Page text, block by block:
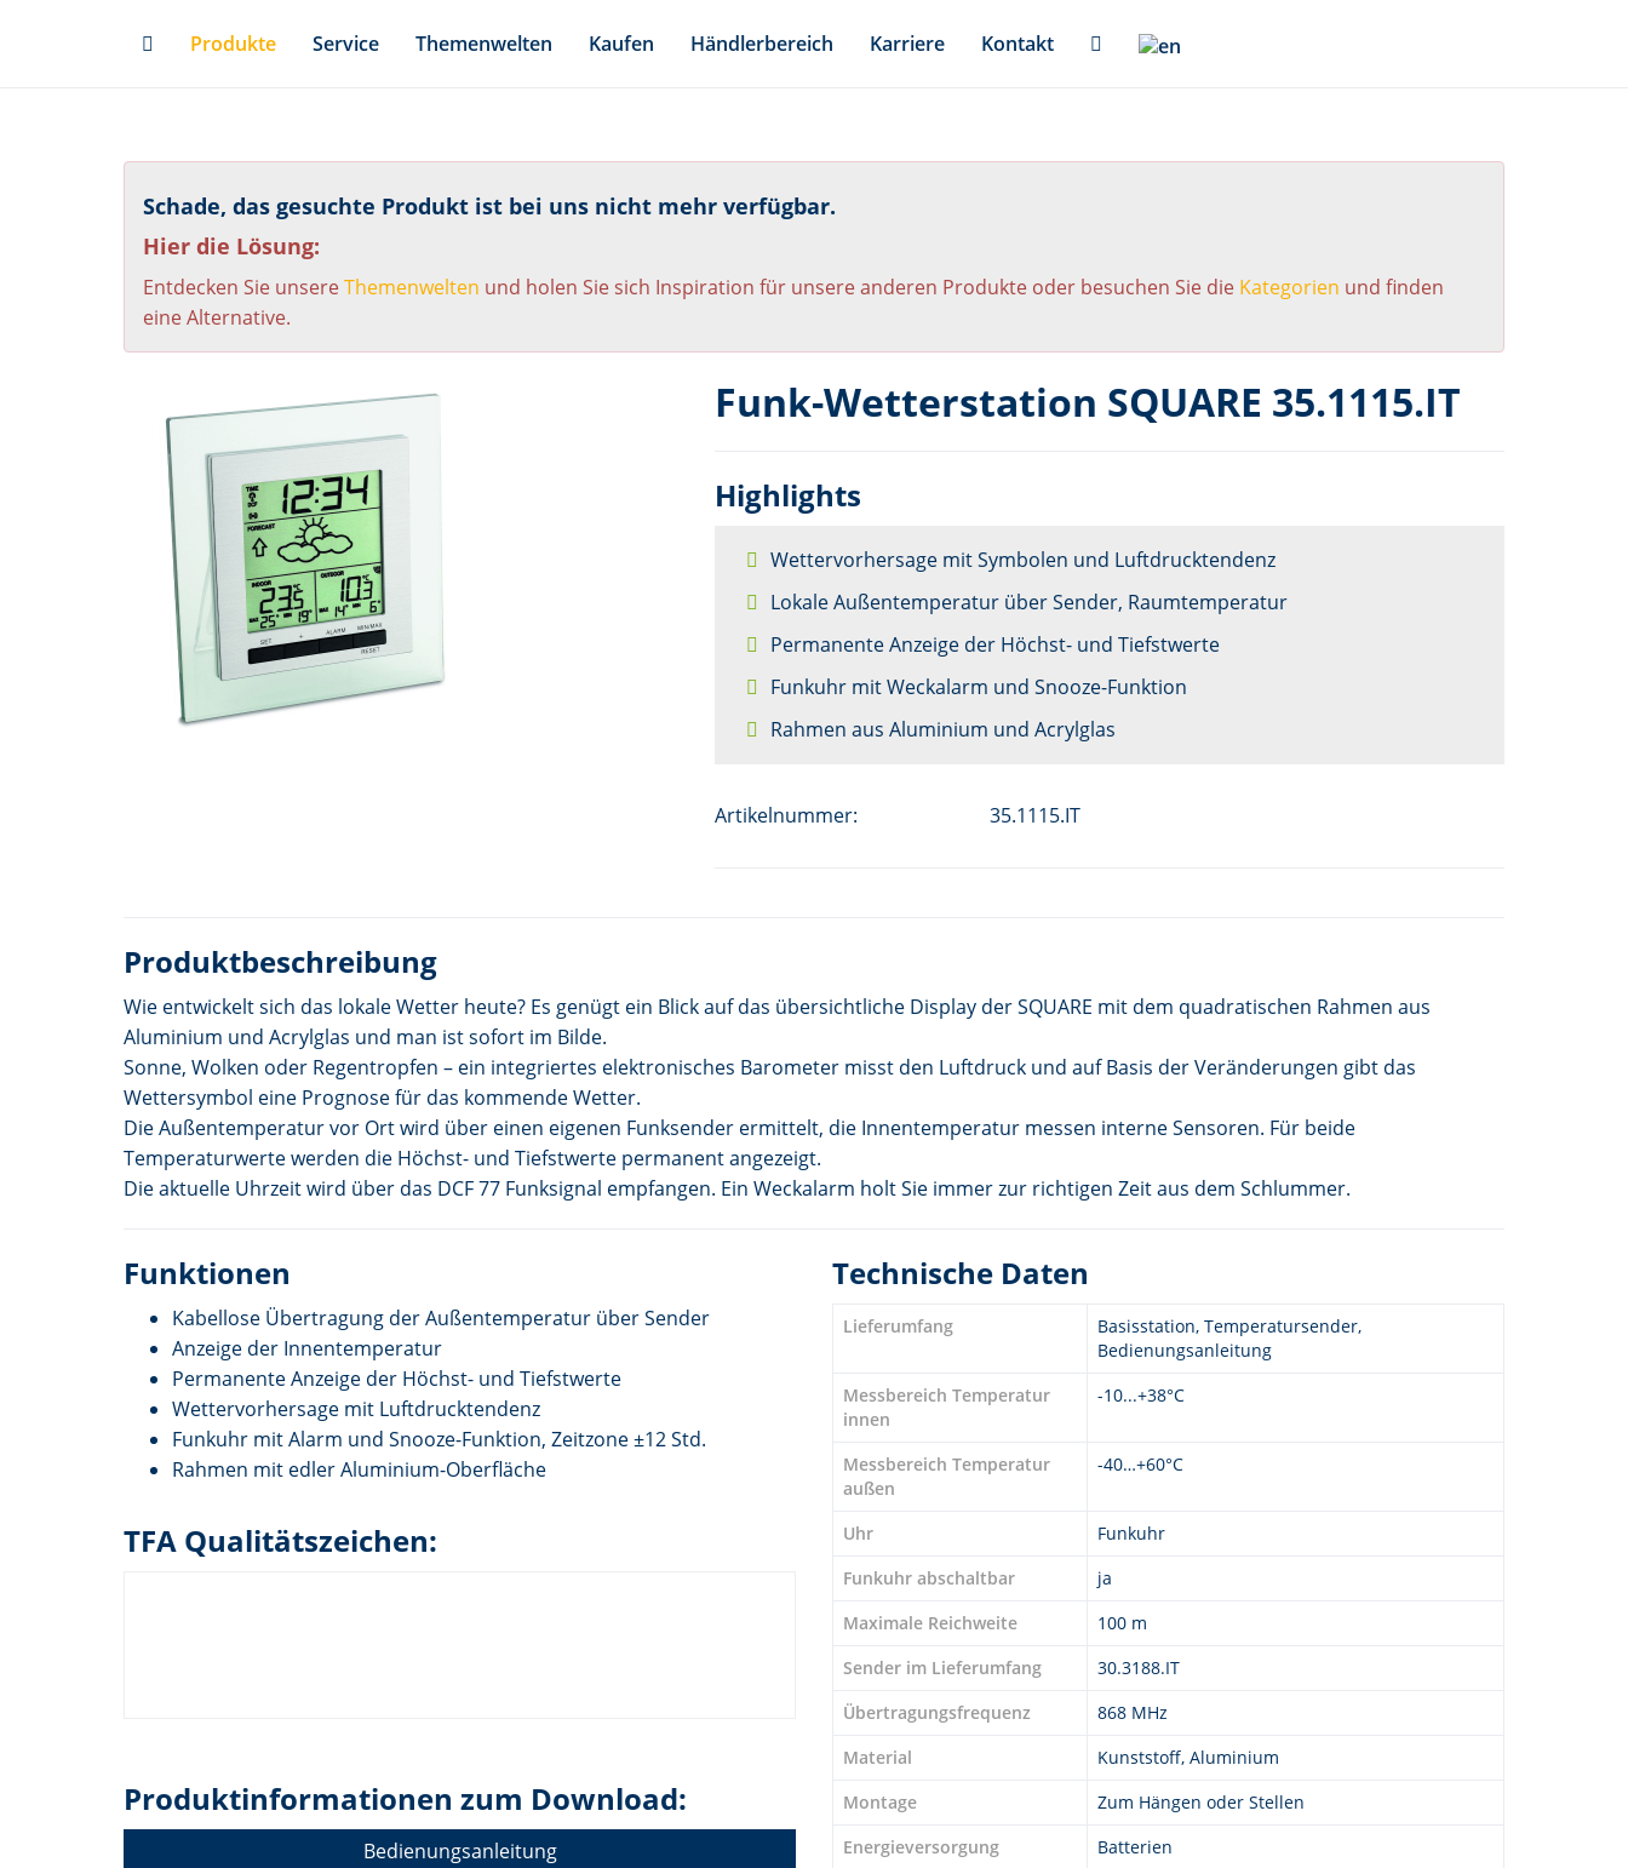
Produkte Service Themenwelten Kaufen Händlerbereich Karriere Kontakt
Schade, das gesuchte Produkt ist bei uns nicht mehr verfügbar.
Hier die Lösung:
Entdecken Sie unsereThemenwelten und holen Sie sich Inspiration für unsere anderen Produkte oder besuchen Sie die Kategorien und finden
eine Alternative.
Funk-Wetterstation SQUARE 35.1115.IT
Highlights
Wettervorhersage mit Symbolen und Luftdrucktendenz
Lokale Außentemperatur über Sender, Raumtemperatur
Permanente Anzeige der Höchst- und Tiefstwerte
Funkuhr mit Weckalarm und Snooze-Funktion
Rahmen aus Aluminium und Acrylglas
Artikelnummer: 35.1115.IT
Produktbeschreibung
Wie entwickelt sich das lokale Wetter heute? Es genügt ein Blick auf das übersichtliche Display der SQUARE mit dem quadratischen Rahmen aus
Aluminium und Acrylglas und man ist sofort im Bilde.
Sonne, Wolken oder Regentropfen – ein integriertes elektronisches Barometer misst den Luftdruck und auf Basis der Veränderungen gibt das
Wettersymbol eine Prognose für das kommende Wetter.
Die Außentemperatur vor Ort wird über einen eigenen Funksender ermittelt, die Innentemperatur messen interne Sensoren. Für beide
Temperaturwerte werden die Höchst- und Tiefstwerte permanent angezeigt.
Die aktuelle Uhrzeit wird über das DCF 77 Funksignal empfangen. Ein Weckalarm holt Sie immer zur richtigen Zeit aus dem Schlummer.
Funktionen
Kabellose Übertragung der Außentemperatur über Sender
Anzeige der Innentemperatur
Permanente Anzeige der Höchst- und Tiefstwerte
Wettervorhersage mit Luftdrucktendenz
Funkuhr mit Alarm und Snooze-Funktion, Zeitzone ±12 Std.
Rahmen mit edler Aluminium-Oberfläche
TFA Qualitätszeichen:
Produktinformationen zum Download:
Bedienungsanleitung
Technische Daten
Lieferumfang
Basisstation, Temperatursender,
Bedienungsanleitung
Messbereich Temperatur
innen
-10...+38°C
Messbereich Temperatur
außen
-40…+60°C
Uhr
Funkuhr
Funkuhr abschaltbar
ja
Maximale Reichweite
100 m
Sender im Lieferumfang
30.3188.IT
Übertragungsfrequenz
868 MHz
Material
Kunststoff, Aluminium
Montage
Zum Hängen oder Stellen
Energieversorgung
Batterien